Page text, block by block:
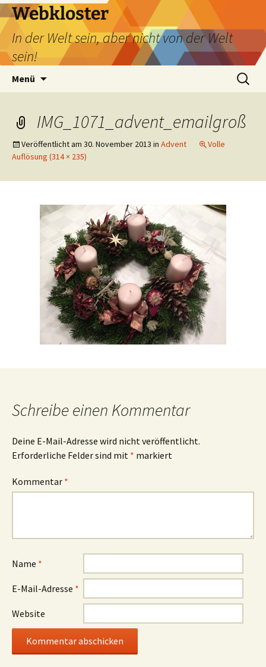
Webkloster
In der Welt sein, aber nicht von der Welt
sein!
Menü
Suchen
nach:
IMG_1071_advent_emailgroß
Veröffentlicht am 30. November 2013 in Advent
Volle
Auflösung (314 × 235)
Schreibe einen Kommentar
Deine E-Mail-Adresse wird nicht veröffentlicht.
Erforderliche Felder sind mit * markiert
Kommentar *
Name *
E-Mail-Adresse *
Website